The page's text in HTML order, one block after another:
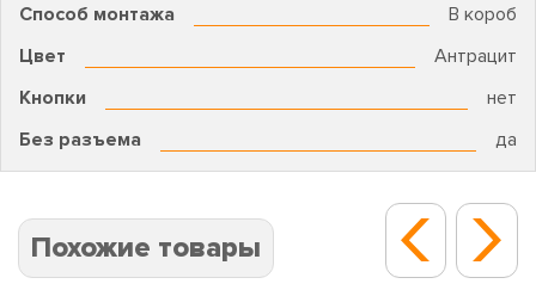
Способ монтажа
В короб
Цвет
Антрацит
Кнопки
нет
Без разъема
да
Похожие товары